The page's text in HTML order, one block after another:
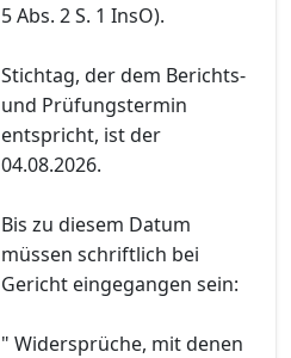
5 Abs. 2 S. 1 InsO).
Stichtag, der dem Berichts-
und Prüfungstermin
entspricht, ist der
04.08.2026.
Bis zu diesem Datum
müssen schriftlich bei
Gericht eingegangen sein:
" Widersprüche, mit denen